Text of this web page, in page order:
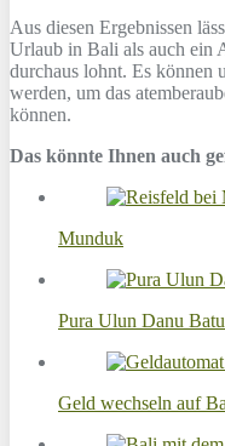
Aus diesen Ergebnissen
Urlaub in Bali als auch ein
durchaus lohnt. Es können
werden, um das
können.
Das könnte Ihnen auch
Munduk
Pura Ulun Danu
Geld wechseln auf